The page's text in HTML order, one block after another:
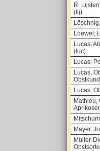
R.
(lij)
Loewel;
Lucas:
(luc)
Lucas:
Lucas,
Lucas,
Mathieu,
Mayer,
Müller-